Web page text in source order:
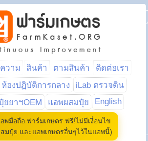
วาม สินค้า ตามสินค้า
ติดต่อเรา
ห้องปฏิบัติการกลาง
iLab ตรวจดิน
ยยาฯOEM
แอพผสมปุ๋ย English
พมือถือ ฟาร์มเกษตร ฟรี!ไม่มีเงื่อนไข
มปุ๋ย และแอพเกษตรอื่นๆไว้ในแอพนี้)